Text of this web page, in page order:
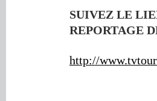
SUIVEZ LE
REPORTAGE
http://